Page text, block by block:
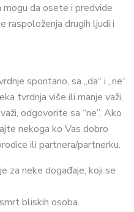
da osete i predvide
raspoloženja drugih ljudi i
spontano, sa „da“ i „ne“.
tvrdnja više ili manje važi,
odgovorite sa “ne”. Ako
nekoga ko Vas dobro
ili partnera/partnerku.
za neke događaje, koji se
bliskih osoba.